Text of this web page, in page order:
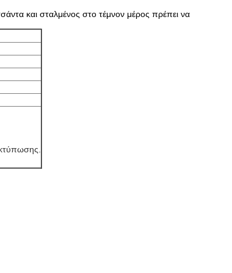
και σταλμένος στο τέμνον μέρος πρέπει να